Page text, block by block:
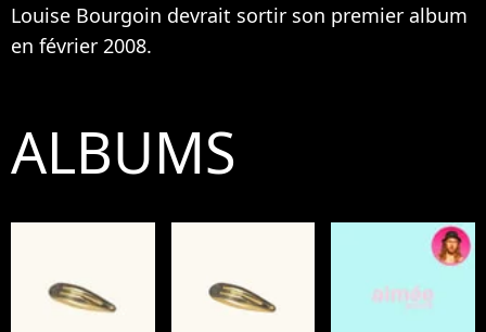
Louise Bourgoin devrait sortir son premier album
en février 2008.
ALBUMS